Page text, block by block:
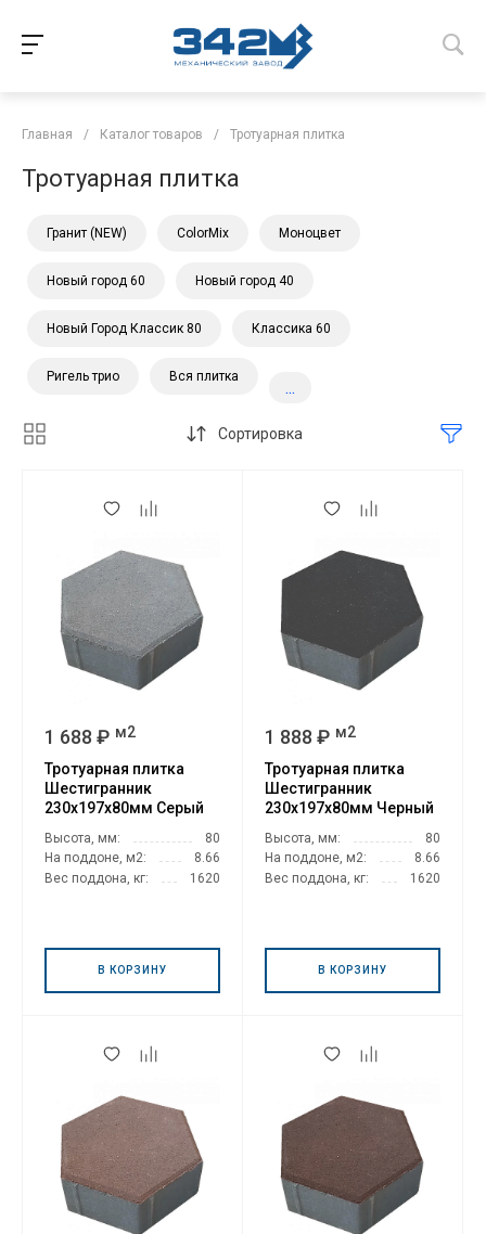
Главная / Каталог товаров / Тротуарная плитка
Тротуарная плитка
Гранит (NEW) ColorMix Моноцвет
Новый город 60 Новый город 40
Новый Город Классик 80 Классика 60
Ригель трио Вся плитка
...
Сортировка
1 688 ₽ м2
Тротуарная плитка
Шестигранник
230х197х80мм Серый
Высота, мм:
80
На поддоне, м2:
8.66
Вес поддона, кг:
1620
В КОРЗИНУ
1 888 ₽ м2
Тротуарная плитка
Шестигранник
230х197х80мм Черный
Высота, мм:
80
На поддоне, м2:
8.66
Вес поддона, кг:
1620
В КОРЗИНУ